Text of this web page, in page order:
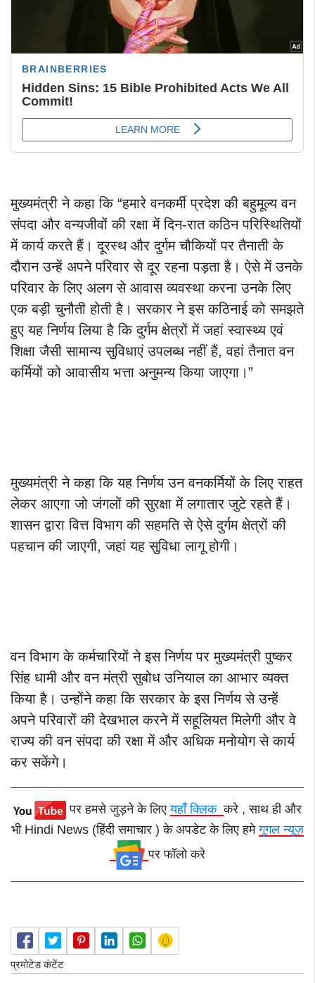
मुख्यमंत्री ने कहा कि “हमारे वनकर्मी प्रदेश की बहुमूल्य वन
संपदा और वन्यजीवों की रक्षा में दिन-रात कठिन परिस्थितियों
में कार्य करते हैं। दूरस्थ और दुर्गम चौकियों पर तैनाती के
दौरान उन्हें अपने परिवार से दूर रहना पड़ता है। ऐसे में उनके
परिवार के लिए अलग से आवास व्यवस्था करना उनके लिए
एक बड़ी चुनौती होती है। सरकार ने इस कठिनाई को समझते
हुए यह निर्णय लिया है कि दुर्गम क्षेत्रों में जहां स्वास्थ्य एवं
शिक्षा जैसी सामान्य सुविधाएं उपलब्ध नहीं हैं, वहां तैनात वन
कर्मियों को आवासीय भत्ता अनुमन्य किया जाएगा।”
मुख्यमंत्री ने कहा कि यह निर्णय उन वनकर्मियों के लिए राहत
लेकर आएगा जो जंगलों की सुरक्षा में लगातार जुटे रहते हैं।
शासन द्वारा वित्त विभाग की सहमति से ऐसे दुर्गम क्षेत्रों की
पहचान की जाएगी, जहां यह सुविधा लागू होगी।
वन विभाग के कर्मचारियों ने इस निर्णय पर मुख्यमंत्री पुष्कर
सिंह धामी और वन मंत्री सुबोध उनियाल का आभार व्यक्त
किया है। उन्होंने कहा कि सरकार के इस निर्णय से उन्हें
अपने परिवारों की देखभाल करने में सहूलियत मिलेगी और वे
राज्य की वन संपदा की रक्षा में और अधिक मनोयोग से कार्य
कर सकेंगे।
पर हमसे जुड़ने के लिएयहाँ क्लिककरे , साथ ही और
भी Hindi News (हिंदी समाचार ) के अपडेट के लिए हमेगूगल न्यूज़
पर फॉलो करे